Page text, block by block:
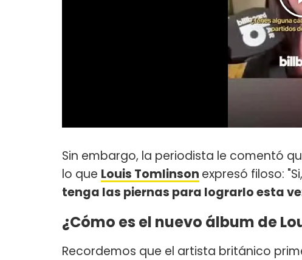
Sin embargo, la periodista le comentó
lo que Louis Tomlinson expresó filoso:
tenga las piernas para lograrlo esta
¿Cómo es el nuevo álbum de
Recordemos que el artista británico